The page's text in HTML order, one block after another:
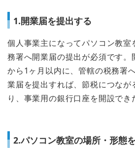
1.開業届を提出する
個人事業主になってパソコン教室
務署へ開業届の提出が必須です。
から1ヶ月以内に、管轄の税務署
業届を提出すれば、節税につなが
り、事業用の銀行口座を開設でき
2.パソコン教室の場所・形態